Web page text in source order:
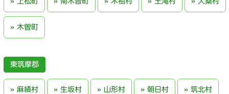
木曽町
東筑摩郡
麻績村 生坂村 山形村 朝日村 筑北村